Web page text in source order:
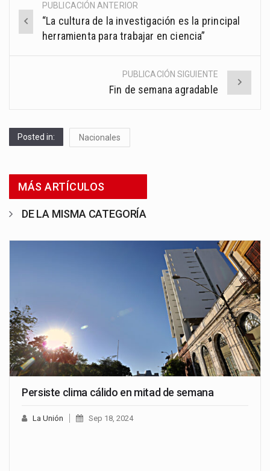
Post
navigation
PUBLICACIÓN ANTERIOR
“La cultura de la investigación es la principal
herramienta para trabajar en ciencia”
PUBLICACIÓN SIGUIENTE
Fin de semana agradable
Posted in: Nacionales
MÁS ARTÍCULOS
DE LA MISMA CATEGORÍA
Persiste clima cálido en mitad de semana
La Unión Sep 18, 2024